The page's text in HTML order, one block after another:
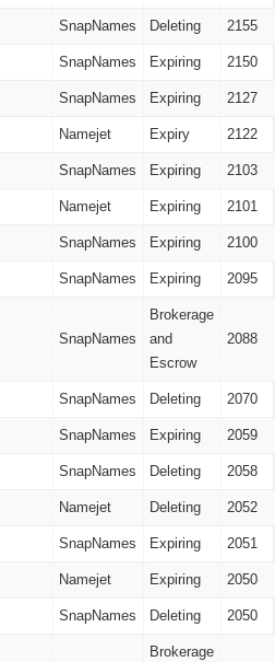
SnapNames Deleting 2155
SnapNames Expiring 2150
SnapNames Expiring 2127
Namejet Expiry 2122
SnapNames Expiring 2103
Namejet Expiring 2101
SnapNames Expiring 2100
SnapNames Expiring 2095
SnapNames
Brokerage
and
Escrow
2088
SnapNames Deleting 2070
SnapNames Expiring 2059
SnapNames Deleting 2058
Namejet Deleting 2052
SnapNames Expiring 2051
Namejet Expiring 2050
SnapNames Deleting 2050
Brokerage